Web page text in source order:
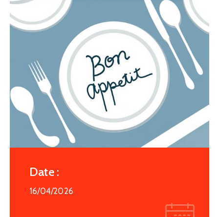
Date :
16/04/2026